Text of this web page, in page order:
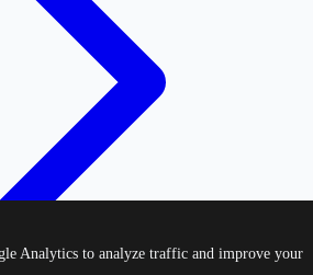
Analytics to analyze traffic and improve your